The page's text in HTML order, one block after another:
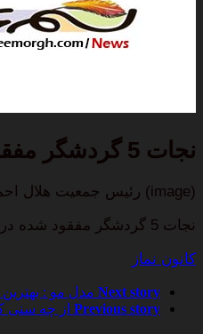
نجات 5 گردشگر مفقود شده در جنگل آمل
(image) رئیس جمعیت هلال احمر آمل گفت که پنج گردشگر تهرانی که عصر پنجشنبه در جنگل های بلیران در بخش دشت سر…
نجات 5 گردشگر مفقود شده در جنگل آمل
کانون نماز
Next story مدل مو : بهترین مدل
Previous story از چه سنی